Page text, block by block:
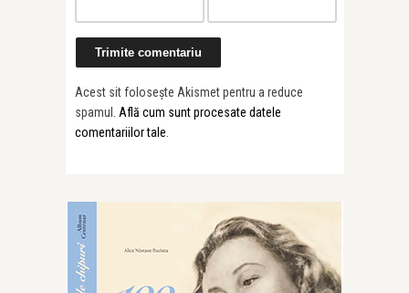
Acest sit folosește Akismet pentru a reduce
spamul. Află cum sunt procesate datele
comentariilor tale